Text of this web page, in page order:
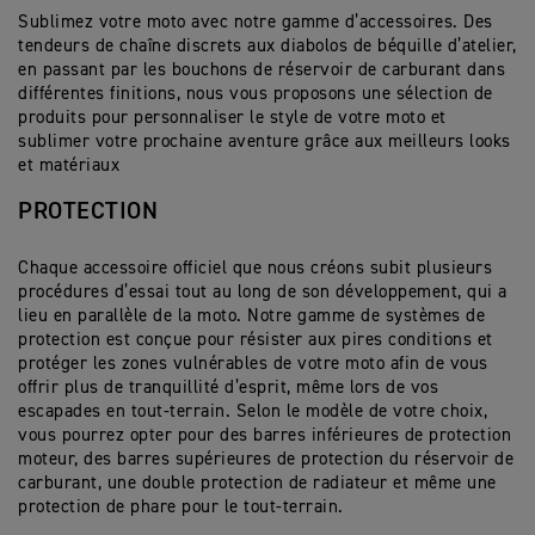
Top-case Trekker
Sa capacité de 52 litres permet de ranger deux
casques intégraux. Il peut être complété par le
dossier de luxe (accessoire en option)
Plateau coulissant dédié pour l’installation du top-case
de 52 litres
Rail de montage laqué noir pour la pose.
sont correctement enclenchées.
Couvercles amovibles avec points d’accroche
externes pour plus de polyvalence.
Top-case Expedition
Système de montage dynamique offrant des
performances exceptionnelles, même avec une
La capacité de 42 litres offre suffisamment de place
en deux parties.
fixe à l’aide des clips en métal de qualité.
Grâce à 2 sangles, il peut être rapidement fixé au
siège passager ou au porte-bagages pour ajouter
une option de rangement.
Les sangles de compression et le système
d’évacuation permettent d’optimiser l’espace.
Sacoche arrière de 45 litres
Une base moulée et une structure thermoformée
Sa capacité de 45 litres offre de la place, tandis que
ses 4 poches zippées extérieures assurent un accès
facile et rapide.
Le zip 3/4 sur le dessus offre un grand accès et
contient une doublure type sac baudruche
imperméable.
Lorsqu’elle est détachée de la moto, vous pouvez la
porter grâce aux poignées de transport dissimulées
par les zips latéraux ou à la sangle d’épaule
rembourrée. n removed from the bike, carry handles
can be revealed from hidden side zips, or carried
Sublimez votre moto avec notre gamme d’accessoires. Des
tendeurs de chaîne discrets aux diabolos de béquille d’atelier,
en passant par les bouchons de réservoir de carburant dans
différentes finitions, nous vous proposons une sélection de
produits pour personnaliser le style de votre moto et
sublimer votre prochaine aventure grâce aux meilleurs looks
et matériaux
PROTECTION
Chaque accessoire officiel que nous créons subit plusieurs
procédures d’essai tout au long de son développement, qui a
lieu en parallèle de la moto. Notre gamme de systèmes de
protection est conçue pour résister aux pires conditions et
protéger les zones vulnérables de votre moto afin de vous
offrir plus de tranquillité d’esprit, même lors de vos
escapades en tout-terrain. Selon le modèle de votre choix,
vous pourrez opter pour des barres inférieures de protection
moteur, des barres supérieures de protection du réservoir de
carburant, une double protection de radiateur et même une
protection de phare pour le tout-terrain.